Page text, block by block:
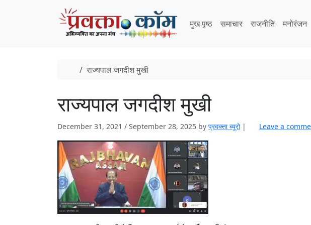
मुख पृष्ठ
समाचार राजनीति मनोरंजन
Home
राज्यपाल जगदीश मुखी
राज्यपाल जगदीश मुखी
December 31, 2021 / September 28, 2025 by प्रवक्‍ता ब्यूरो | Leave a